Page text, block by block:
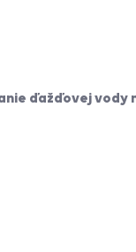
ďažďovej vody